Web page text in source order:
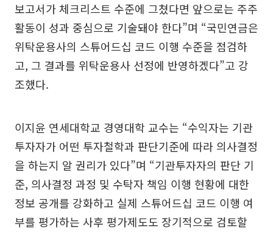
보고서가 체크리스트 수준에 그쳤다면 앞으로는 주주
활동이 성과 중심으로 기술돼야 한다”며 “국민연금은
위탁운용사의 스튜어드십 코드 이행 수준을 점검하
고, 그 결과를 위탁운용사 선정에 반영하겠다”고 강
조했다.
이지윤 연세대학교 경영대학 교수는 “수익자는 기관
투자자가 어떤 투자철학과 판단기준에 따라 의사결정
을 하는지 알 권리가 있다”며 “기관투자자의 판단 기
준, 의사결정 과정 및 수탁자 책임 이행 현황에 대한
정보 공개를 강화하고 실제 스튜어드십 코드 이행 여
부를 평가하는 사후 평가제도도 장기적으로 검토할